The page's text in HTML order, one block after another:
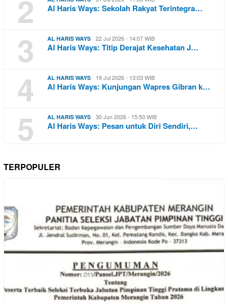
2 Al Haris Ways: Sekolah Rakyat Terintegra…
3 AL HARIS WAYS 22 Jul 2026 - 14:07 WIB
Al Haris Ways: Titip Derajat Kesehatan J…
4 AL HARIS WAYS 19 Jul 2026 - 13:03 WIB
Al Haris Ways: Kunjungan Wapres Gibran k…
5 AL HARIS WAYS 30 Jun 2026 - 15:50 WIB
Al Haris Ways: Pesan untuk Diri Sendiri,…
TERPOPULER